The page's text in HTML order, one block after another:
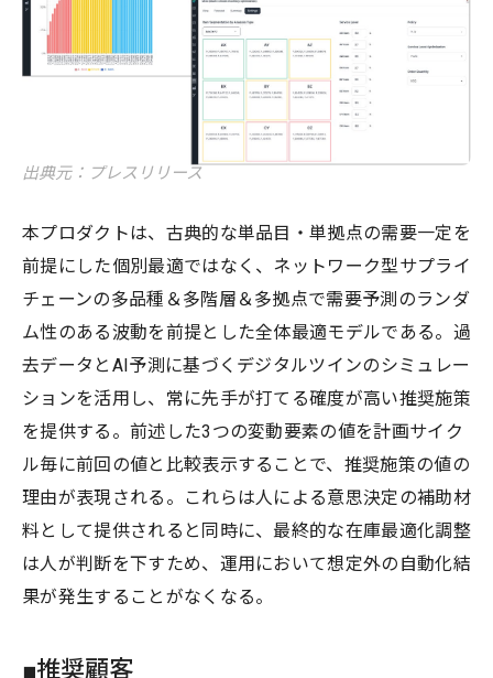
出典元：プレスリリース
本プロダクトは、古典的な単品目・単拠点の需要一定を
前提にした個別最適ではなく、ネットワーク型サプライ
チェーンの多品種＆多階層＆多拠点で需要予測のランダ
ム性のある波動を前提とした全体最適モデルである。過
去データとAI予測に基づくデジタルツインのシミュレー
ションを活用し、常に先手が打てる確度が高い推奨施策
を提供する。前述した3つの変動要素の値を計画サイク
ル毎に前回の値と比較表示することで、推奨施策の値の
理由が表現される。これらは人による意思決定の補助材
料として提供されると同時に、最終的な在庫最適化調整
は人が判断を下すため、運用において想定外の自動化結
果が発生することがなくなる。
■推奨顧客